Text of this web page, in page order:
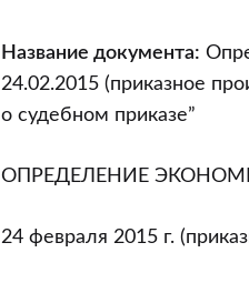
Определение
экономического
суда
области
24.02.2015
Название документа:
24.02.2015 (приказное
о судебном приказе”
ОПРЕДЕЛЕНИЕ
24 февраля 2015 г.